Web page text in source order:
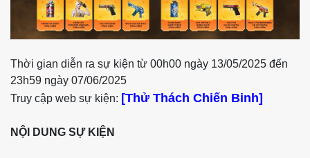
Thời gian diễn ra sự kiện từ 00h00 ngày 13/05/2025 đến
23h59 ngày 07/06/2025
Truy cập web sự kiện: [Thử Thách Chiến Binh]
NỘI DUNG SỰ KIỆN